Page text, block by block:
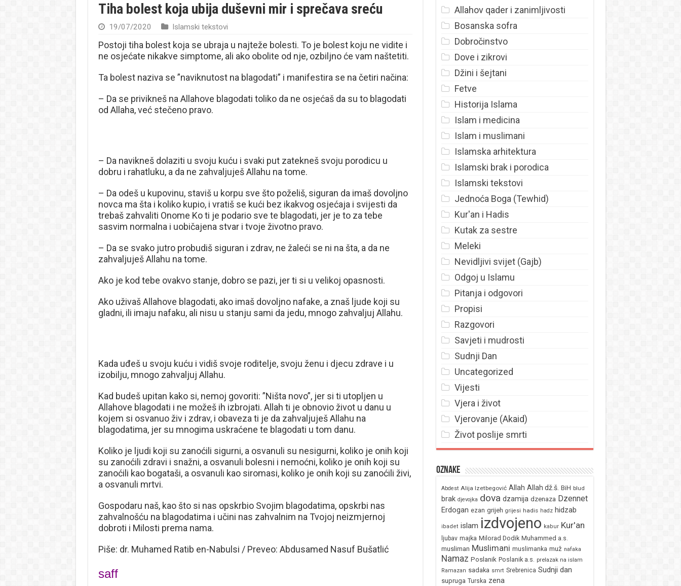
Tiha bolest koja ubija duševni mir i sprečava sreću
19/07/2020 Islamski tekstovi
Postoji tiha bolest koja se ubraja u najteže bolesti. To je bolest koju ne vidite i
ne osjećate nikakve simptome, ali ako obolite od nje, ozbiljno će vam naštetiti.
Ta bolest naziva se ”naviknutost na blagodati” i manifestira se na četiri načina:
– Da se privikneš na Allahove blagodati toliko da ne osjećaš da su to blagodati
od Allaha, već stečeno pravo.
– Da navikneš dolaziti u svoju kuću i svaki put zatekneš svoju porodicu u
dobru i rahatluku, a da ne zahvaljuješ Allahu na tome.
– Da odeš u kupovinu, staviš u korpu sve što poželiš, siguran da imaš dovoljno
novca ma šta i koliko kupio, i vratiš se kući bez ikakvog osjećaja i svijesti da
trebaš zahvaliti Onome Ko ti je podario sve te blagodati, jer je to za tebe
sasvim normalna i uobičajena stvar i tvoje životno pravo.
– Da se svako jutro probudiš siguran i zdrav, ne žaleći se ni na šta, a da ne
zahvaljuješ Allahu na tome.
Ako je kod tebe ovakvo stanje, dobro se pazi, jer ti si u velikoj opasnosti.
Ako uživaš Allahove blagodati, ako imaš dovoljno nafake, a znaš ljude koji su
gladni, ili imaju nafaku, ali nisu u stanju sami da jedu, mnogo zahvaljuj Allahu.
Kada uđeš u svoju kuću i vidiš svoje roditelje, svoju ženu i djecu zdrave i u
izobilju, mnogo zahvaljuj Allahu.
Kad budeš upitan kako si, nemoj govoriti: ”Ništa novo”, jer si ti utopljen u
Allahove blagodati i ne možeš ih izbrojati. Allah ti je obnovio život u danu u
kojem si osvanuo živ i zdrav, i obaveza ti je da zahvaljuješ Allahu na
blagodatima, jer su mnogima uskraćene te blagodati u tom danu.
Koliko je ljudi koji su zanoćili sigurni, a osvanuli su nesigurni, koliko je onih koji
su zanoćili zdravi i snažni, a osvanuli bolesni i nemoćni, koliko je onih koji su
zanoćili kao bogataši, a osvanuli kao siromasi, koliko je onih koji su zanoćili živi,
a osvanuli mrtvi.
Gospodaru naš, kao što si nas opskrbio Svojim blagodatima, opskrbi nas
zahvalnošću na blagodatima i učini nas zahvalnim na Tvojoj neizmjernoj
dobroti i Milosti prema nama.
Piše: dr. Muhamed Ratib en-Nabulsi / Preveo: Abdusamed Nasuf Bušatlić
saff
Allahov qader i zanimljivosti
Bosanska sofra
Dobročinstvo
Dove i zikrovi
Džini i šejtani
Fetve
Historija Islama
Islam i medicina
Islam i muslimani
Islamska arhitektura
Islamski brak i porodica
Islamski tekstovi
Jednoća Boga (Tewhid)
Kur'an i Hadis
Kutak za sestre
Meleki
Nevidljivi svijet (Gajb)
Odgoj u Islamu
Pitanja i odgovori
Propisi
Razgovori
Savjeti i mudrosti
Sudnji Dan
Uncategorized
Vijesti
Vjera i život
Vjerovanje (Akaid)
Život poslije smrti
Oznake
Abdest Alija Izetbegović Allah Allah dž.š. BiH blud
brak djevojka dova dzamija dzenaza Dzennet
Erdogan ezan grijeh grijesi hadis hadz hidzab
ibadet islam izdvojeno kabur Kur'an
ljubav majka Milorad Dodik Muhammed a.s.
musliman Muslimani muslimanka muž nafaka
Namaz Poslanik Poslanik a.s. prelazak na islam
Ramazan sadaka smrt Srebrenica Sudnji dan
supruga Turska zena